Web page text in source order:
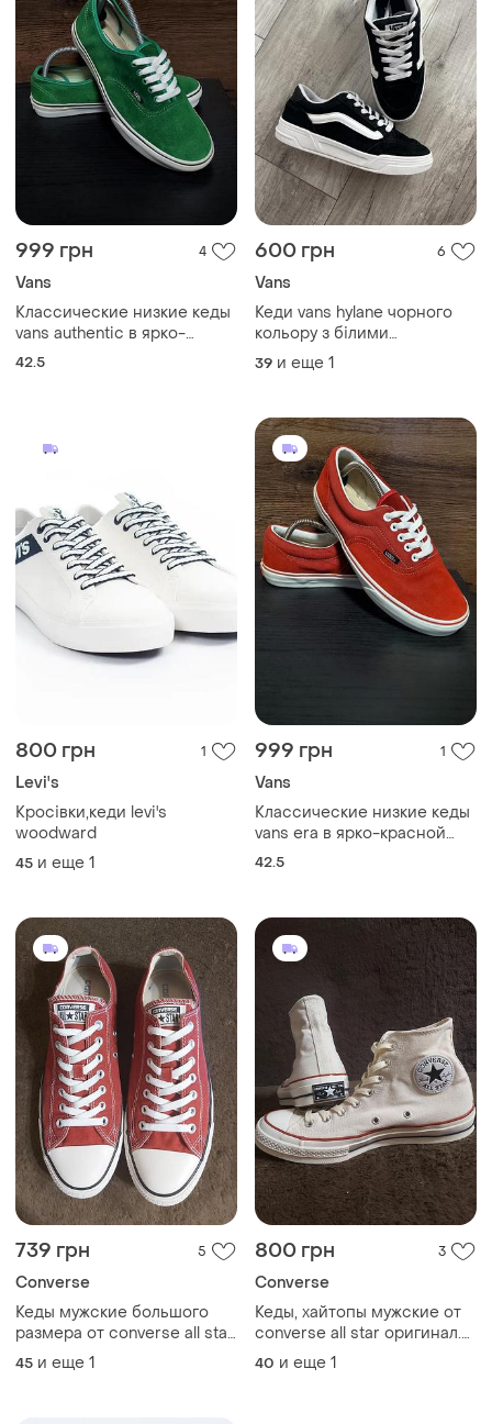
999 грн 4
Vans
Классические низкие кеды
vans authentic в ярко-
зеленом цвете.унисекс.
42.5
600 грн 6
Vans
Кеди vans hylane чорного
кольору з білими
акцентами та фірмовою
білою смугою збоку.
39 и еще 1
800 грн 1
Levi's
Кросівки,кеди levi's
woodward
45 и еще 1
999 грн 1
Vans
Классические низкие кеды
vans era в ярко-красной
расцветке с белой
42.5
739 грн 5
Converse
Кеды мужские большого
размера от converse all star
оригинал. размер по
набору 45.
45 и еще 1
800 грн 3
Converse
Кеды, хайтопы мужские от
converse all star оригинал.
размер по бирке 41.
40 и еще 1